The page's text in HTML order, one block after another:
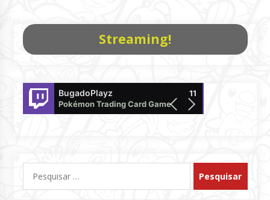
Streaming!
BugadoPlayz
Pokémon Trading Card Game
11
por: